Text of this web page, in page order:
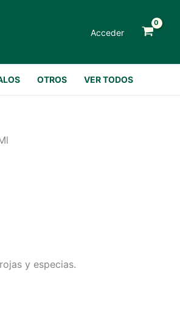
Acceder
OTROS VER TODOS
y especias.